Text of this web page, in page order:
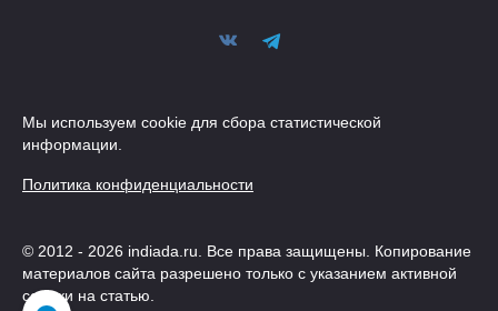
Мы используем cookie для сбора статистической
информации.
Политика конфиденциальности
© 2012 - 2026 indiada.ru. Все права защищены. Копирование
материалов сайта разрешено только с указанием активной
ссылки на статью.